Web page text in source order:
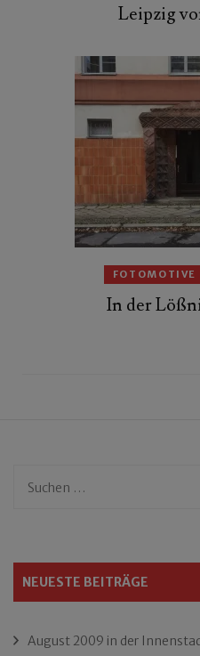
Leipzig
FOTOMOTIVE
In der
Suchen
NEUESTE BEITRÄGE
August 2009 in der